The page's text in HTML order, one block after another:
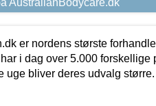
er nordens største
i dag over 5.000
uge bliver deres udvalg